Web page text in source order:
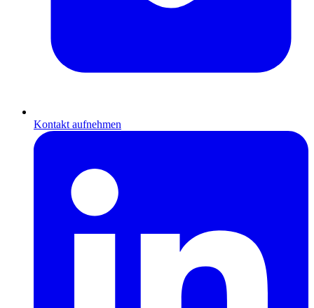
Kontakt aufnehmen